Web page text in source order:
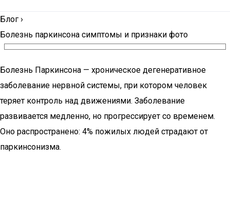
Блог ›
Болезнь паркинсона симптомы и признаки фото
Болезнь Паркинсона — хроническое дегенеративное
заболевание нервной системы, при котором человек
теряет контроль над движениями. Заболевание
развивается медленно, но прогрессирует со временем.
Оно распространено: 4% пожилых людей страдают от
паркинсонизма.